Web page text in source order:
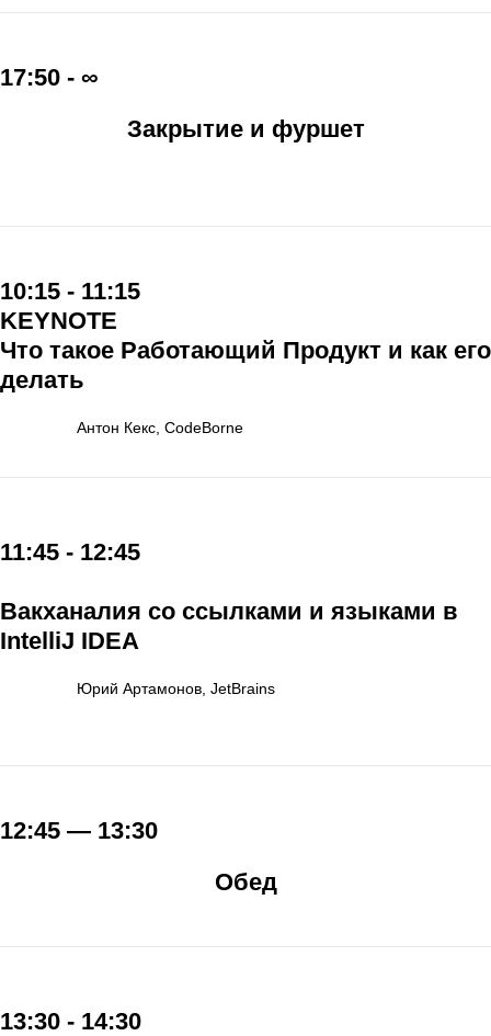
17:50 - ∞
Закрытие и фуршет
10:15 - 11:15
KEYNOTE
Что такое Работающий Продукт и как его
делать
Антон Кекс, CodeBorne
11:45 - 12:45
Вакханалия со ссылками и языками в
IntelliJ IDEA
Юрий Артамонов, JetBrains
12:45 — 13:30
Обед
13:30 - 14:30